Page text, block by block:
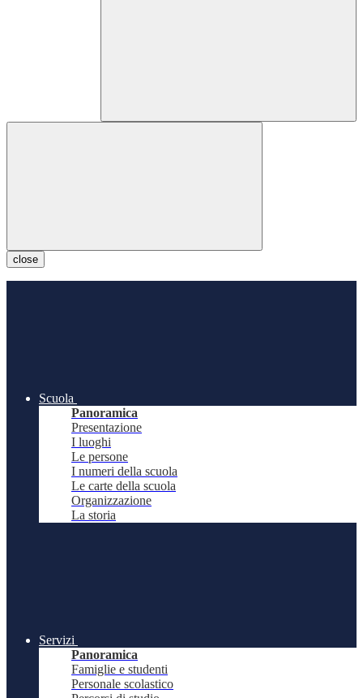
close
Scuola
Panoramica
Presentazione
I luoghi
Le persone
I numeri della scuola
Le carte della scuola
Organizzazione
La storia
Servizi
Panoramica
Famiglie e studenti
Personale scolastico